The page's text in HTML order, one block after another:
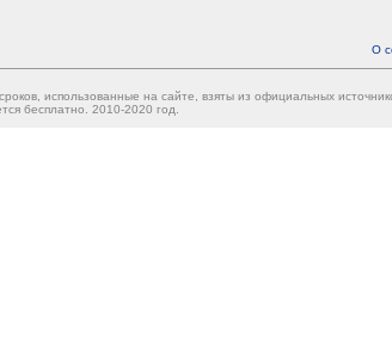
О
использованные на сайте, взяты из официальных
бесплатно. 2010-2020 год.